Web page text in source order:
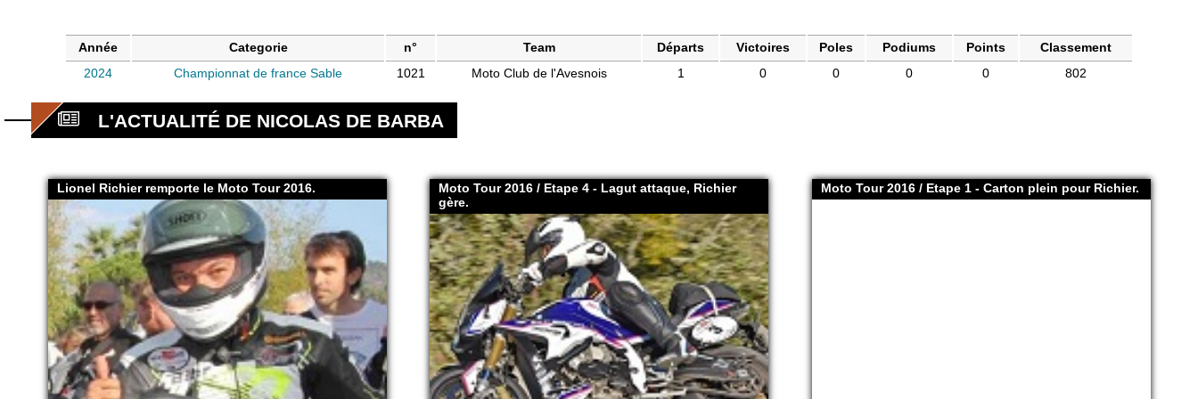
Année Categorie n° Team Départs Victoires Poles Podiums Points
Classement
2024
Championnat de france Sable 1021 Moto Club de l'Avesnois 1 0 0 0 0 802
L'ACTUALITÉ DE NICOLAS DE BARBA
Lionel Richier remporte le Moto Tour 2016.
Moto Tour 2016 / Etape 4 - Lagut attaque, Richier
gère.
Moto Tour 2016 / Etape 1 - Carton plein pour Richier.